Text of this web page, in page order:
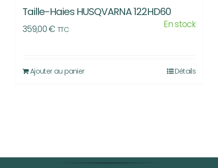
Taille-Haies HUSQVARNA 122HD60
359,00€ TTC En stock
Ajouter au panier Détails